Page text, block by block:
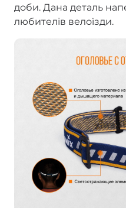
доби. Дана деталь
любителів велоїзди.